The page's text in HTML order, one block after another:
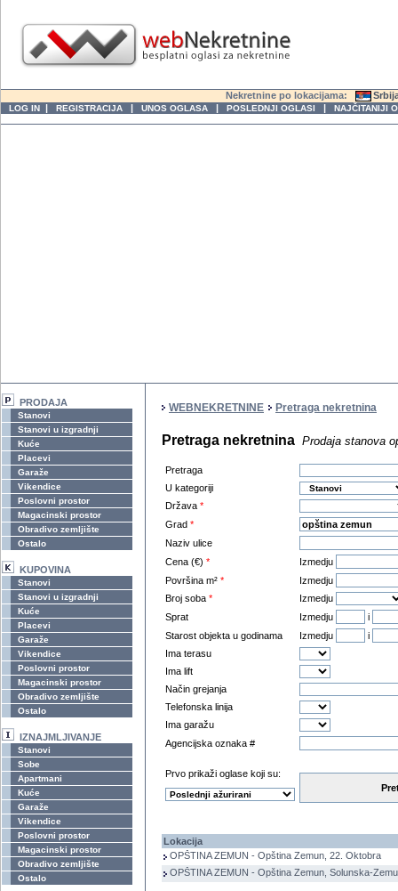
Nekretnine po lokacijama:
LOG IN | REGISTRACIJA | UNOS OGLASA | POSLEDNJI OGLASI | NAJČITANIJI
PRODAJA
Stanovi
Stanovi u izgradnji
Kuće
Placevi
Garaže
Vikendice
Poslovni prostor
Magacinski prostor
Obradivo zemljište
Ostalo
KUPOVINA
Stanovi
Stanovi u izgradnji
Kuće
Placevi
Garaže
Vikendice
Poslovni prostor
Magacinski prostor
Obradivo zemljište
Ostalo
IZNAJMLJIVANJE
Stanovi
Sobe
Apartmani
Kuće
Garaže
Vikendice
Poslovni prostor
Magacinski prostor
Obradivo zemljište
Ostalo
WEBNEKRETNINE Pretraga nekretnina
Pretraga nekretnina Prodaja stanova
Pretraga
U kategoriji
Država *
Grad *
Naziv ulice
Cena (€) *
Izmedju
Površina m² *
Izmedju
Broj soba *
Izmedju
Sprat
Izmedju
i
Starost objekta u godinama
Izmedju
i
Ima terasu
Ima lift
Način grejanja
Telefonska linija
Ima garažu
Agencijska oznaka #
Prvo prikaži oglase koji su:
Lokacija
OPŠTINA ZEMUN - Opština Zemun, 22. Oktobra
OPŠTINA ZEMUN - Opština Zemun, Solunska-